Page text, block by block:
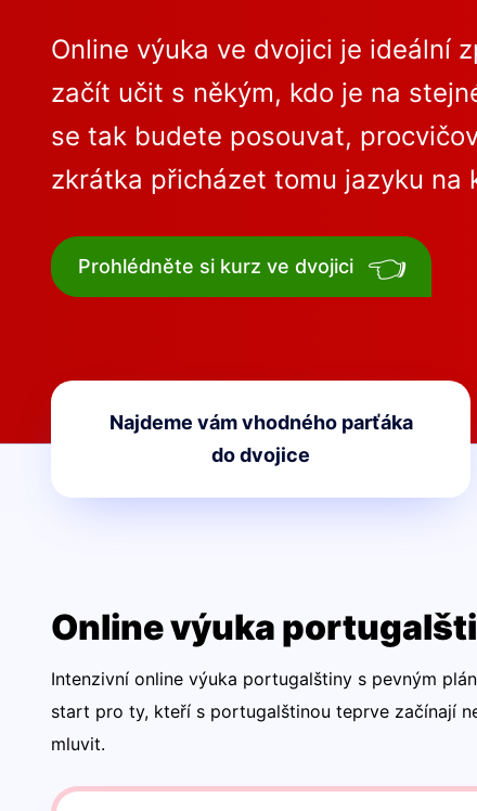
Online výuka ve dvojici je ideální
začít učit s někým, kdo je na
se tak budete posouvat,
zkrátka přicházet tomu jazyku na
Prohlédněte si kurz ve dvojici 👈
Najdeme vám vhodného parťáka
do dvojice
Online výuka
Intenzivní online výuka portugalštiny s pevným
start pro ty, kteří s portugalštinou teprve začínají
mluvit.